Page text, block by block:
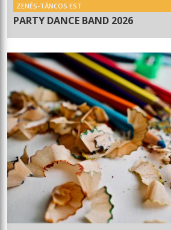
ZENÉS-TÁNCOS EST
PARTY DANCE BAND 2026